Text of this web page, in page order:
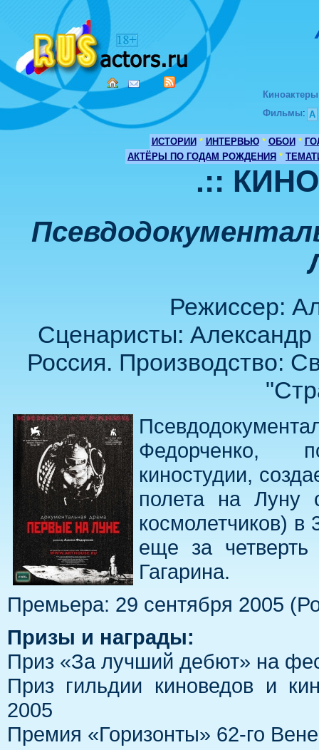
Киноактеры
Фильмы: А
ИСТОРИИ * ИНТЕРВЬЮ * ОБОИ *
АКТЁРЫ ПО ГОДАМ РОЖДЕНИЯ *
.::
Режиссер:
Сценаристы:
Россия. Производство:
Федорченко,
киностудии,
полета на Луну
космолетчиков) в
еще за
Гагарина.
Премьера: 29 сентября 2005
Призы и награды:
Приз «За лучший дебют» на
Приз гильдии киноведов и
2005
Премия «Горизонты» 62-го